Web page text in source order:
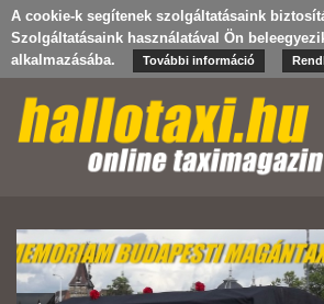
A cookie-k segítenek szolgáltatásaink
Szolgáltatásaink használatával Ön
alkalmazásába.
További információ